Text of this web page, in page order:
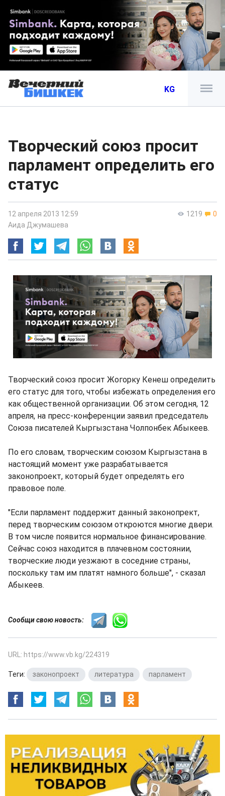
KG
Творческий союз просит
парламент определить его
статус
1219 0
12 апреля 2013 12:59
Аида Джумашева
Творческий союз просит Жогорку Кенеш определить
его статус для того, чтобы избежать определения его
как общественной организации. Об этом сегодня, 12
апреля, на пресс-конференции заявил председатель
Союза писателей Кыргызстана Чолпонбек Абыкеев.
По его словам, творческим союзом Кыргызстана в
настоящий момент уже разрабатывается
законопроект, который будет определять его
правовое поле.
"Если парламент поддержит данный законопрект,
перед творческим союзом откроются многие двери.
В том числе появится нормальное финансирование.
Сейчас союз находится в плачевном состоянии,
творческие люди уезжают в соседние страны,
поскольку там им платят намного больше", - сказал
Абыкеев.
Сообщи свою новость:
URL: https://www.vb.kg/224319
Теги: законопроект литература парламент